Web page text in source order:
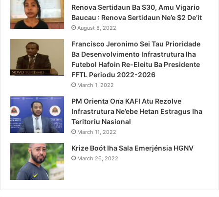
Renova Sertidaun Ba $30, Amu Vigario
Baucau : Renova Sertidaun Ne’e $2 De’it
August 8, 2022
Francisco Jeronimo Sei Tau Prioridade
Ba Desenvolvimento Infrastrutura Iha
Futebol Hafoin Re-Eleitu Ba Presidente
FFTL Periodu 2022-2026
March 1, 2022
PM Orienta Ona KAFI Atu Rezolve
Infrastrutura Ne’ebe Hetan Estragus Iha
Teritoriu Nasional
March 11, 2022
Krize Boót Iha Sala Emerjénsia HGNV
March 26, 2022